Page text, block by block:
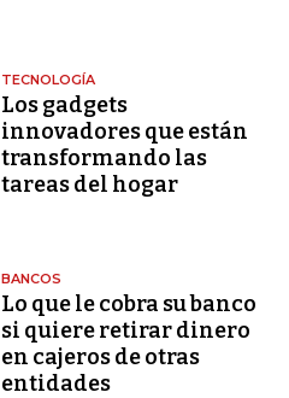
TECNOLOGÍA
Los gadgets
innovadores que están
transformando las
tareas del hogar
BANCOS
Lo que le cobra su banco
si quiere retirar dinero
en cajeros de otras
entidades